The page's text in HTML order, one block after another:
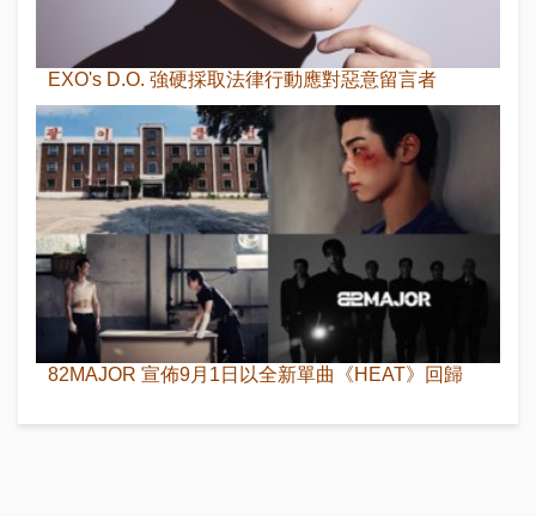
EXO's D.O. 強硬採取法律行動應對惡意留言者
82MAJOR 宣佈9月1日以全新單曲《HEAT》回歸